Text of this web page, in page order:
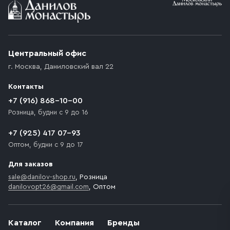
Условия доставки
возникают препятствия для подъезда автомобиля,
которое максимально близко к месту запланированной
движения. Если на территории места назначения
доставки предусмотрен платный въезд, то Покупателю
необходимо компенсировать стоимость въезда
Каталог Компания Бренды
Центральный офис
г. Москва, Даниловский вал 22
Контакты
+7 (916) 868-10-00
Розница, будни с 9 до 16
+7 (925) 417 07-93
Оптом, будни с 9 до 17
Для заказов
sale@danilov-shop.ru, Розница
danilovopt26@gmail.com, Оптом